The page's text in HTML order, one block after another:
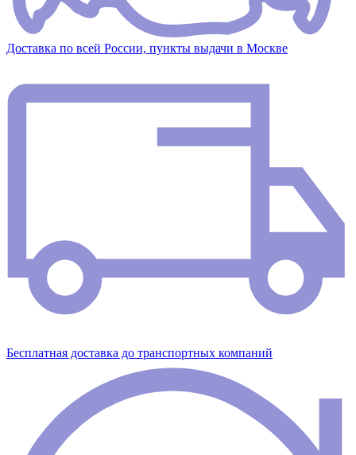
Доставка по всей России, пункты выдачи в Москве
Бесплатная доставка до транспортных компаний